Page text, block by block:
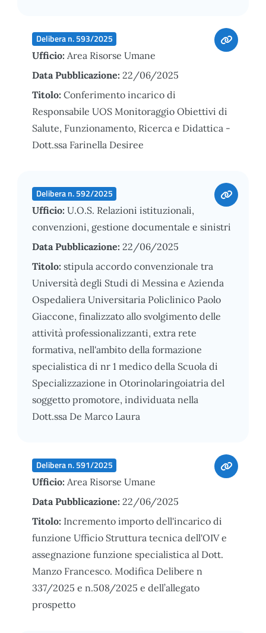
Delibera n. 593/2025
Ufficio: Area Risorse Umane
Data Pubblicazione: 22/06/2025
Titolo: Conferimento incarico di
Responsabile UOS Monitoraggio Obiettivi di
Salute, Funzionamento, Ricerca e Didattica -
Dott.ssa Farinella Desiree
Delibera n. 592/2025
Ufficio: U.O.S. Relazioni istituzionali,
convenzioni, gestione documentale e sinistri
Data Pubblicazione: 22/06/2025
Titolo: stipula accordo convenzionale tra
Università degli Studi di Messina e Azienda
Ospedaliera Universitaria Policlinico Paolo
Giaccone, finalizzato allo svolgimento delle
attività professionalizzanti, extra rete
formativa, nell'ambito della formazione
specialistica di nr 1 medico della Scuola di
Specializzazione in Otorinolaringoiatria del
soggetto promotore, individuata nella
Dott.ssa De Marco Laura
Delibera n. 591/2025
Ufficio: Area Risorse Umane
Data Pubblicazione: 22/06/2025
Titolo: Incremento importo dell'incarico di
funzione Ufficio Struttura tecnica dell'OIV e
assegnazione funzione specialistica al Dott.
Manzo Francesco. Modifica Delibere n
337/2025 e n.508/2025 e dell’allegato
prospetto